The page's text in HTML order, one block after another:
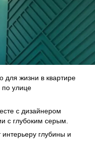
для жизни в квартире
по улице
с дизайнером
с глубоким серым.
глубины и